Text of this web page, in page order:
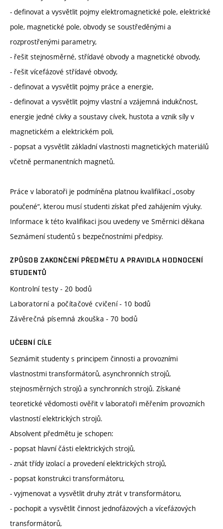
- definovat a vysvětlit pojmy elektromagnetické pole, elektrické
pole, magnetické pole, obvody se soustředěnými a
rozprostřenými parametry,
- řešit stejnosměrné, střídavé obvody a magnetické obvody,
- řešit vícefázové střídavé obvody,
- definovat a vysvětlit pojmy práce a energie,
- definovat a vysvětlit pojmy vlastní a vzájemná indukčnost,
energie jedné cívky a soustavy cívek, hustota a vznik síly v
magnetickém a elektrickém poli,
- popsat a vysvětlit základní vlastnosti magnetických materiálů
včetně permanentních magnetů.
Práce v laboratoři je podmíněna platnou kvalifikací „osoby
poučené“, kterou musí studenti získat před zahájením výuky.
Informace k této kvalifikaci jsou uvedeny ve Směrnici děkana
Seznámení studentů s bezpečnostními předpisy.
ZPŮSOB ZAKONČENÍ PŘEDMĚTU A PRAVIDLA HODNOCENÍ
STUDENTŮ
Kontrolní testy - 20 bodů
Laboratorní a počítačové cvičení - 10 bodů
Závěrečná písemná zkouška - 70 bodů
UČEBNÍ CÍLE
Seznámit studenty s principem činnosti a provozními
vlastnostmi transformátorů, asynchronních strojů,
stejnosměrných strojů a synchronních strojů. Získané
teoretické vědomosti ověřit v laboratoři měřením provozních
vlastností elektrických strojů.
Absolvent předmětu je schopen:
- popsat hlavní části elektrických strojů,
- znát třídy izolací a provedení elektrických strojů,
- popsat konstrukci transformátoru,
- vyjmenovat a vysvětlit druhy ztrát v transformátoru,
- pochopit a vysvětlit činnost jednofázových a vícefázových
transformátorů,